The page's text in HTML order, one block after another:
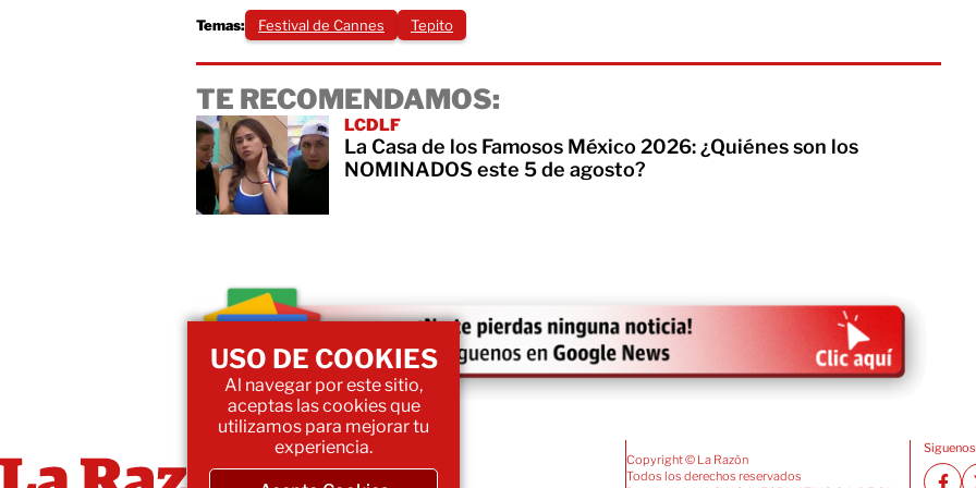
Temas: Festival de Cannes Tepito
TE RECOMENDAMOS:
LCDLF
La Casa de los Famosos México 2026: ¿Quiénes son los
NOMINADOS este 5 de agosto?
Copyright © La Razón
Todos los derechos reservados
USO DE COOKIES
Al navegar por este sitio,
aceptas las cookies que
utilizamos para mejorar tu
experiencia.